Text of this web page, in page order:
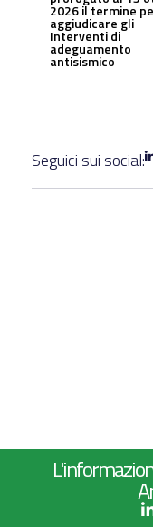
2026 il termine
aggiudicare gli
Interventi di
adeguamento
antisismico
Seguici sui social: